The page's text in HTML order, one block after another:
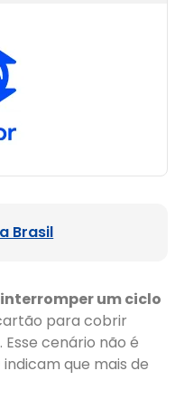
Brasil
interromper um ciclo
para cobrir
cenário não é
indicam que mais de